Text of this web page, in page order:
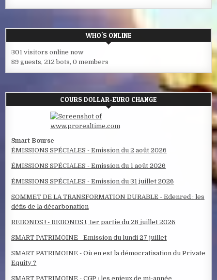
WHO'S ONLINE
301 visitors online now
89 guests, 212 bots, 0 members
COURS DOLLAR-EURO CHANGE
Smart Bourse
ÉMISSIONS SPÉCIALES - Emission du 2 août 2026
ÉMISSIONS SPÉCIALES - Emission du 1 août 2026
ÉMISSIONS SPÉCIALES - Emission du 31 juillet 2026
SOMMET DE LA TRANSFORMATION DURABLE - Edenred : les
défis de la décarbonation
REBONDS ! - REBONDS !, 1er partie du 28 juillet 2026
SMART PATRIMOINE - Emission du lundi 27 juillet
SMART PATRIMOINE - Où en est la démocratisation du Private
Equity ?
SMART PATRIMOINE - CGP : les enjeux de mi-année